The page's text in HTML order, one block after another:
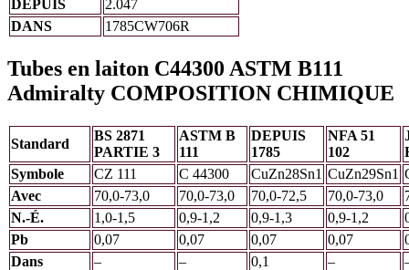
DEPUIS
2.047
DANS
1785CW706R
Tubes en laiton C44300 ASTM B111
Admiralty COMPOSITION CHIMIQUE
Standard
BS 2871
PARTIE 3
ASTM B
111
DEPUIS
1785
NFA 51
102
Symbole
CZ 111 C 44300 CuZn28Sn1 CuZn29Sn1
Avec
70,0-73,0 70,0-73,0 70,0-72,5 70,0-73,0
N.-É.
1,0-1,5 0,9-1,2 0,9-1,3 0,9-1,2
Pb
0,07 0,07 0,07 0,07
Dans
– – 0,1 –